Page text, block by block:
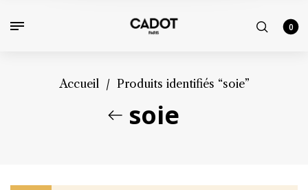
0
Accueil / Produits identifiés “soie”
soie